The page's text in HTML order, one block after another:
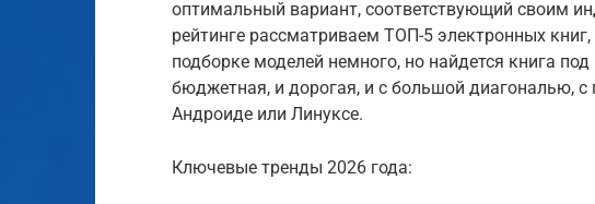
оптимальный вариант, соответствующий своим
рейтинге рассматриваем ТОП-5 электронных
подборке моделей немного, но найдется книга
бюджетная, и дорогая, и с большой диагональю,
Андроиде или Линуксе.
Ключевые тренды 2026 года: